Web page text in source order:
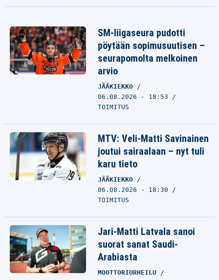
SM-liigaseura pudotti
pöytään sopimusuutisen –
seurapomolta melkoinen
arvio
JÄÄKIEKKO
06.08.2026 - 18:53
TOIMITUS
MTV: Veli-Matti Savinainen
joutui sairaalaan – nyt tuli
karu tieto
JÄÄKIEKKO
06.08.2026 - 18:30
TOIMITUS
Jari-Matti Latvala sanoi
suorat sanat Saudi-
Arabiasta
MOOTTORIURHEILU